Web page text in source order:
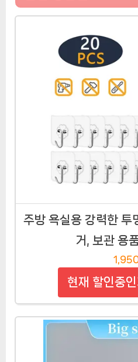
주방 욕실용 강력한 투
거, 보관 용
현재 할인중인